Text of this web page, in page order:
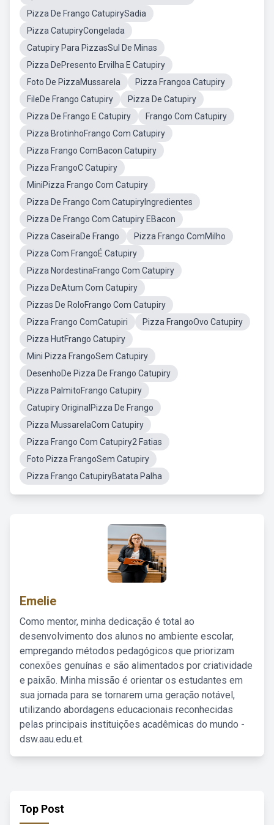
Pizza De Frango CatupirySadia
Pizza CatupiryCongelada
Catupiry Para PizzasSul De Minas
Pizza DePresento Ervilha E Catupiry
Foto De PizzaMussarela
Pizza Frangoa Catupiry
FileDe Frango Catupiry
Pizza De Catupiry
Pizza De Frango E Catupiry
Frango Com Catupiry
Pizza BrotinhoFrango Com Catupiry
Pizza Frango ComBacon Catupiry
Pizza FrangoC Catupiry
MiniPizza Frango Com Catupiry
Pizza De Frango Com CatupiryIngredientes
Pizza De Frango Com Catupiry EBacon
Pizza CaseiraDe Frango
Pizza Frango ComMilho
Pizza Com FrangoÉ Catupiry
Pizza NordestinaFrango Com Catupiry
Pizza DeAtum Com Catupiry
Pizzas De RoloFrango Com Catupiry
Pizza Frango ComCatupiri
Pizza FrangoOvo Catupiry
Pizza HutFrango Catupiry
Mini Pizza FrangoSem Catupiry
DesenhoDe Pizza De Frango Catupiry
Pizza PalmitoFrango Catupiry
Catupiry OriginalPizza De Frango
Pizza MussarelaCom Catupiry
Pizza Frango Com Catupiry2 Fatias
Foto Pizza FrangoSem Catupiry
Pizza Frango CatupiryBatata Palha
Emelie
Como mentor, minha dedicação é total ao
desenvolvimento dos alunos no ambiente escolar,
empregando métodos pedagógicos que priorizam
conexões genuínas e são alimentados por criatividade
e paixão. Minha missão é orientar os estudantes em
sua jornada para se tornarem uma geração notável,
utilizando abordagens educacionais reconhecidas
pelas principais instituições acadêmicas do mundo -
dsw.aau.edu.et.
Top Post